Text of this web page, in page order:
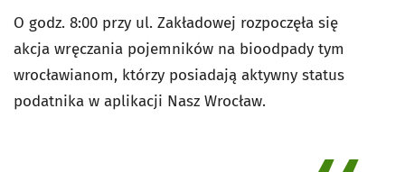
O godz. 8:00 przy ul. Zakładowej rozpoczęła się
akcja wręczania pojemników na bioodpady tym
wrocławianom, którzy posiadają aktywny status
podatnika w aplikacji Nasz Wrocław.